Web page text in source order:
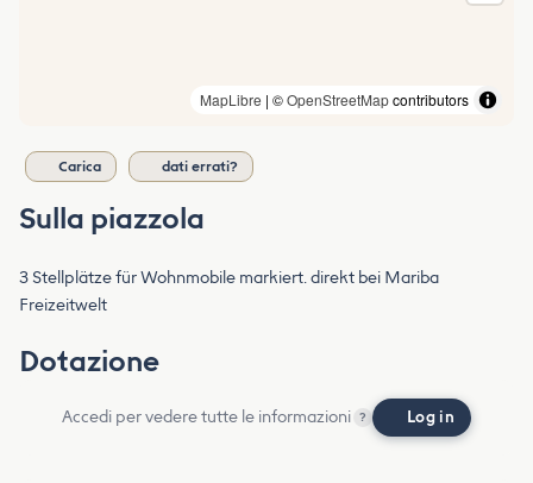
MapLibre | ©OpenStreetMapcontributors
Carica dati errati?
Sulla piazzola
3 Stellplätze für Wohnmobile markiert. direkt bei Mariba
Freizeitwelt
Dotazione
Accedi per vedere tutte le informazioni ? Log in